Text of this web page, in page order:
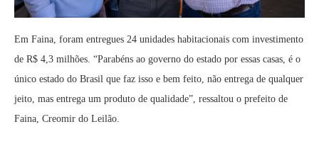
Em Faina, foram entregues 24 unidades habitacionais com investimento
de R$ 4,3 milhões. “Parabéns ao governo do estado por essas casas, é o
único estado do Brasil que faz isso e bem feito, não entrega de qualquer
jeito, mas entrega um produto de qualidade”, ressaltou o prefeito de
Faina, Creomir do Leilão.